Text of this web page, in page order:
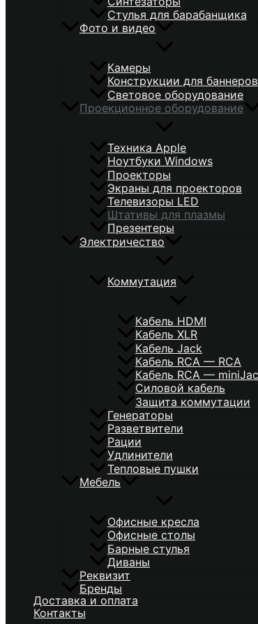
Стулья для барабанщика
Фото и видео
Камеры
Конструкции для баннеров
Световое оборудование
Проекционное оборудование
Техника Apple
Ноутбуки Windows
Проекторы
Экраны для проекторов
Телевизоры LED
Штативы для плазмы
Презентеры
Электричество
Коммутация
Кабель HDMI
Кабель XLR
Кабель Jack
Кабель RCA — RCA
Кабель RCA —
Силовой кабель
Защита коммутации
Генераторы
Разветвители
Рации
Удлинители
Тепловые пушки
Мебель
Офисные кресла
Офисные столы
Барные стулья
Диваны
Реквизит
Бренды
Доставка и оплата
Контакты